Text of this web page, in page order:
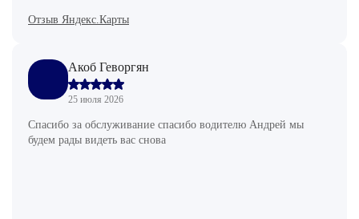
Отзыв Яндекс.Карты
Акоб Геворгян
25 июля 2026
Спасибо за обслуживание спасибо водителю Андрей мы
будем рады видеть вас снова